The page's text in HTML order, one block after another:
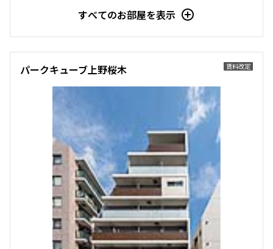
5階５０８
194,000円12,000円
1.0ヶ月
駅近
追加
すべてのお部屋を表示
賃料改定
パークキューブ上野桜木